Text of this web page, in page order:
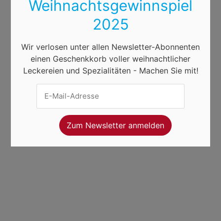
Weihnachtsgewinnspiel
2025
Wir verlosen unter allen Newsletter-Abonnenten
einen Geschenkkorb voller weihnachtlicher
Leckereien und Spezialitäten - Machen Sie mit!